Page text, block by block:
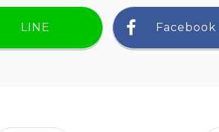
LINE Facebook